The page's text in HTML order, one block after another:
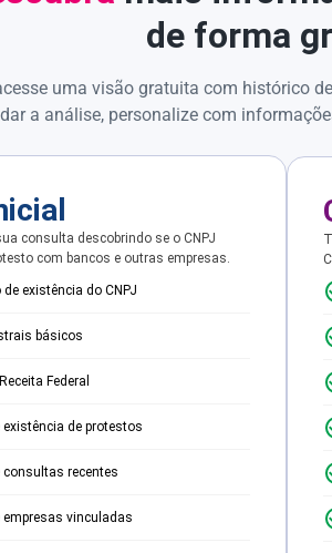
de forma
uma visão gratuita com histórico
a análise, personalize com
consulta descobrindo se o CNPJ
com bancos e outras empresas.
existência do CNPJ
básicos
Federal
de protestos
consultas recentes
empresas vinculadas